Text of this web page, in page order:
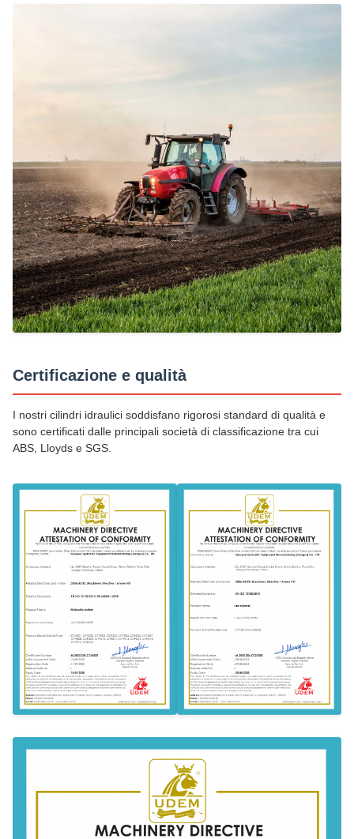
Certificazione e qualità
I nostri cilindri idraulici soddisfano rigorosi standard di qualità e
sono certificati dalle principali società di classificazione tra cui
ABS, Lloyds e SGS.